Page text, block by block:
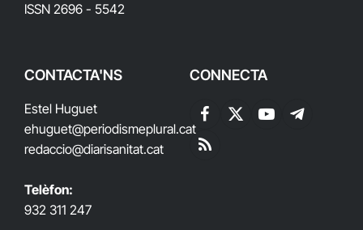
ISSN 2696 - 5542
CONTACTA'NS
Estel Huguet
ehuguet@periodismeplural.cat
redaccio@diarisanitat.cat
Telèfon:
932 311 247
CONNECTA
Facebook
X
YouTubeTelegram
RSS